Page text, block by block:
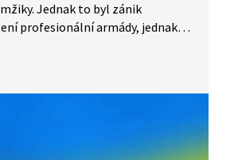
Jednak to byl zánik
profesionální armády, jednak
a také koordinaci všech